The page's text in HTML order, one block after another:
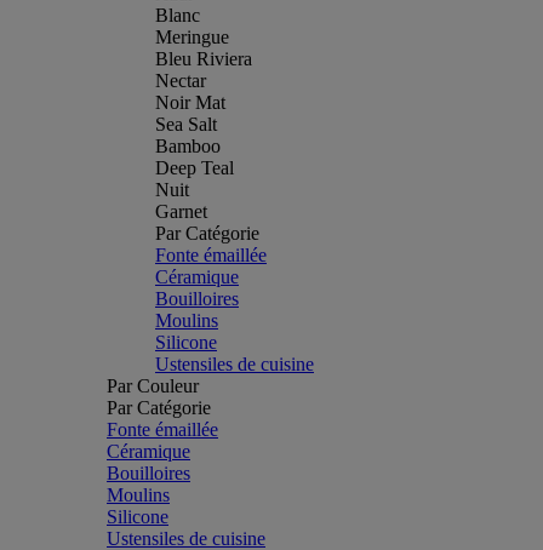
Blanc
Meringue
Bleu Riviera
Nectar
Noir Mat
Sea Salt
Bamboo
Deep Teal
Nuit
Garnet
Par Catégorie
Fonte émaillée
Céramique
Bouilloires
Moulins
Silicone
Ustensiles de cuisine
Par Couleur
Par Catégorie
Fonte émaillée
Céramique
Bouilloires
Moulins
Silicone
Ustensiles de cuisine